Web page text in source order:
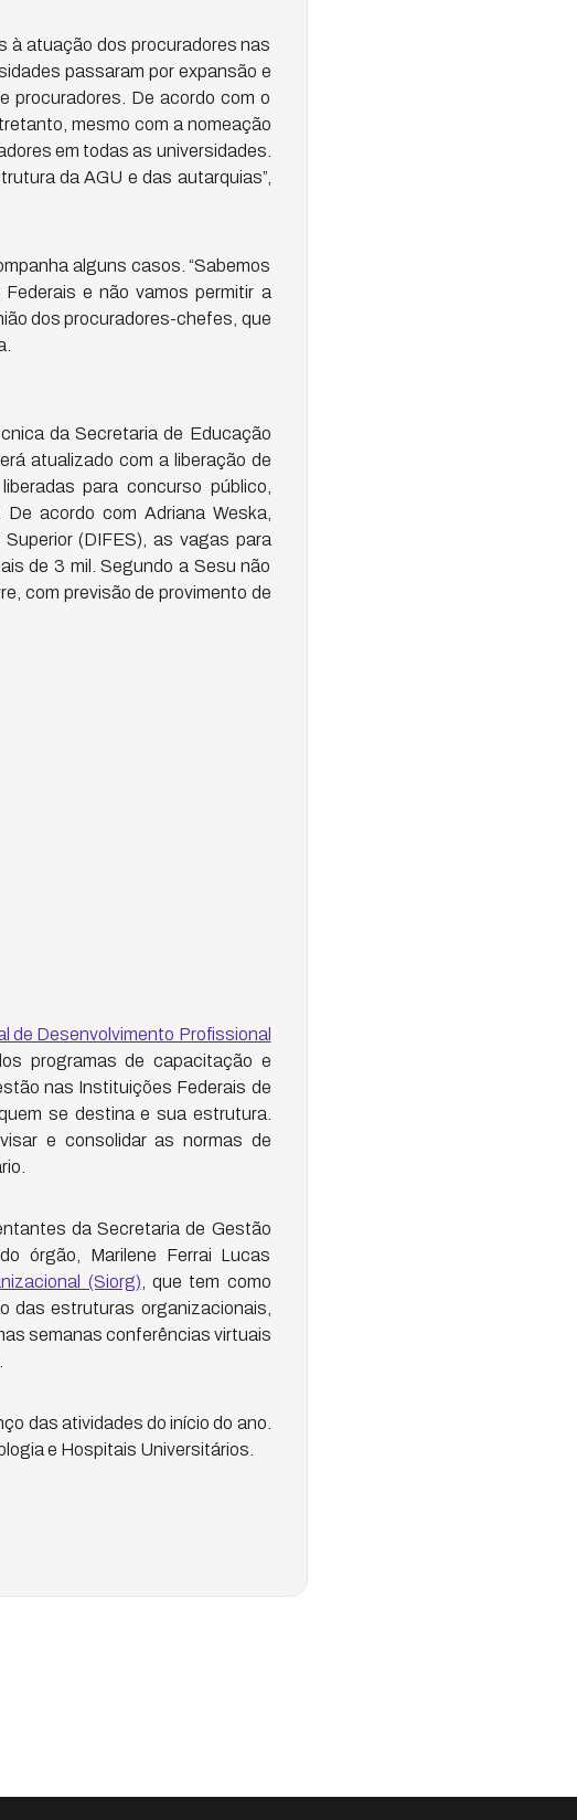
à atuação dos procuradores nas
passaram por expansão e
procuradores. De acordo com o
mesmo com a nomeação
em todas as universidades.
da AGU e das autarquias”,
alguns casos. “Sabemos
e não vamos permitir a
dos procuradores-chefes, que
da Secretaria de Educação
atualizado com a liberação de
para concurso público,
acordo com Adriana Weska,
(DIFES), as vagas para
de 3 mil. Segundo a Sesu não
com previsão de provimento de
de Desenvolvimento Profissional
programas de capacitação e
nas Instituições Federais de
se destina e sua estrutura.
e consolidar as normas de
da Secretaria de Gestão
órgão, Marilene Ferrai Lucas
(Siorg) , que tem como
das estruturas organizacionais,
semanas conferências virtuais
das atividades do início do ano.
e Hospitais Universitários.